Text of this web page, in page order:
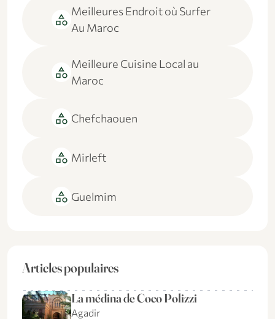
category Meilleures Endroit où Surfer
Au Maroc
category Meilleure Cuisine Local au
Maroc
category Chefchaouen
category Mirleft
category Guelmim
Articles populaires
La médina de Coco Polizzi
Agadir